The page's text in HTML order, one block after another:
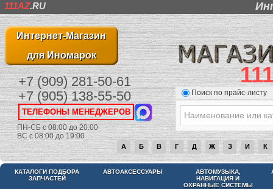
111AZ.RU
Интернет-Магазин
для Иномарок
+7 (909) 281-50-61
+7 (905) 138-55-50
ТЕЛЕФОНЫ МЕНЕДЖЕРОВ
ПН-СБ с 08:00 до 20:00
ВС с 08:00 до 19:00
Поиск по прайс-листу
А Б В Г Д Ж З И К
КАТАЛОГИ ПОДБОРА
ЗАПЧАСТЕЙ
АВТОАКСЕССУАРЫ
АВТОМУЗЫКА,
НАВИГАЦИЯ И
ОХРАННЫЕ СИСТЕМЫ